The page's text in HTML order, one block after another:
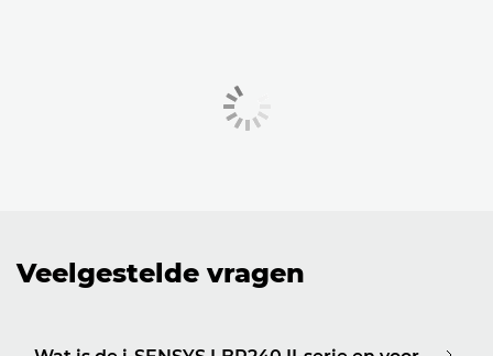
Veelgestelde vragen